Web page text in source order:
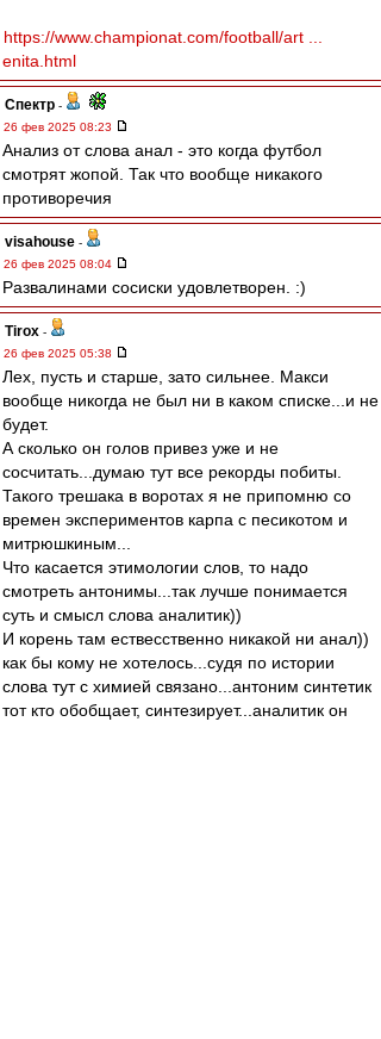
https://www.championat.com/football/art ...
enita.html
Спектр -
26 фев 2025 08:23
Анализ от слова анал - это когда футбол
смотрят жопой. Так что вообще никакого
противоречия
visahouse -
26 фев 2025 08:04
Развалинами сосиски удовлетворен. :)
Tirox -
26 фев 2025 05:38
Лех, пусть и старше, зато сильнее. Макси
вообще никогда не был ни в каком списке...и не
будет.
А сколько он голов привез уже и не
сосчитать...думаю тут все рекорды побиты.
Такого трешака в воротах я не припомню со
времен экспериментов карпа с песикотом и
митрюшкиным...
Что касается этимологии слов, то надо
смотреть антонимы...так лучше понимается
суть и смысл слова аналитик))
И корень там ествесственно никакой ни анал))
как бы кому не хотелось...судя по истории
слова тут с химией связано...антоним синтетик
тот кто обобщает, синтезирует...аналитик он